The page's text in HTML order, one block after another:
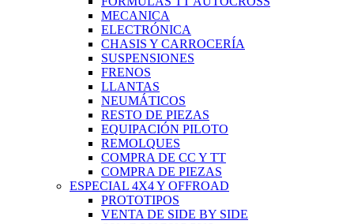
MECANICA
ELECTRÓNICA
CHASIS Y CARROCERÍA
SUSPENSIONES
FRENOS
LLANTAS
NEUMÁTICOS
RESTO DE PIEZAS
EQUIPACIÓN PILOTO
REMOLQUES
COMPRA DE CC Y TT
COMPRA DE PIEZAS
ESPECIAL 4X4 Y OFFROAD
PROTOTIPOS
VENTA DE SIDE BY SIDE